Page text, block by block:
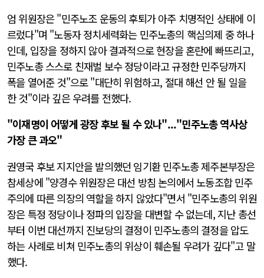
엄 위원장은 "민주노조 운동의 후퇴가 아주 치명적인 상태에 이
르렀다"며 "노동자 정치세력화는 민주노총의 핵심의제 중 하나
인데, 입장을 정하지 않아 결과적으로 현장을 혼란에 빠뜨리고,
민주노총 스스로 친재벌 보수 정당이라고 규정한 민주당까지
폭을 열어준 것"으로 "대단히 위험하고, 절대 해선 안 될 일을
한 것"이라 깊은 우려를 전했다.
"이재명이 어떻게 광장 후보 될 수 있나"..."민주노총 역사상
가장 큰 과오"
권영국 후보 지지안을 발의했던 임기환 민주노총 제주본부장은
참세상에 "양경수 위원장은 대선 방침 논의에서 노동조합 민주
주의에 따른 의장의 역할을 하지 않았다"면서 "민주노총의 위원
장은 특정 정당이나 정파의 입장을 대변할 수 없는데, 지난 총선
부터 이번 대선까지 진보당의 결정이 민주노총의 결정을 압도
하는 사례로 비쳐 민주노총의 위상이 훼손될 우려가 깊다"고 말
했다.